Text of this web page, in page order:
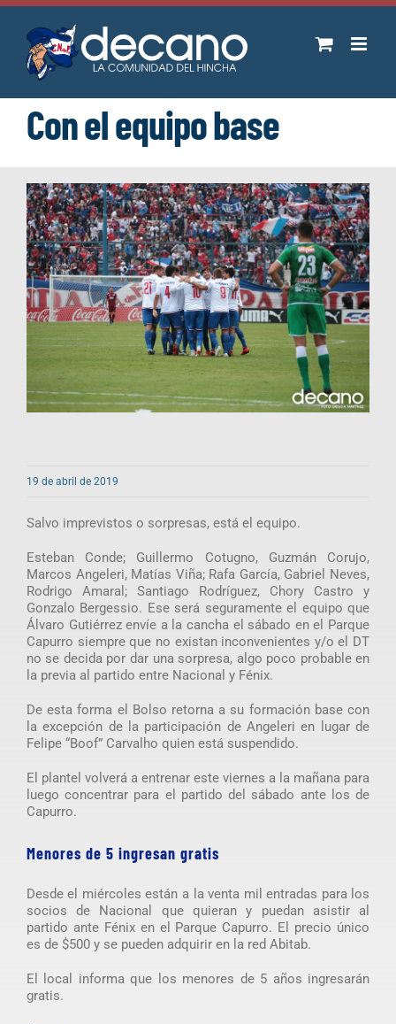
Saltar
contenido
Con el equipo base
19 de abril de 2019
Salvo imprevistos o sorpresas, está el equipo.
Esteban Conde; Guillermo Cotugno, Guzmán Corujo,
Marcos Angeleri, Matías Viña; Rafa García, Gabriel Neves,
Rodrigo Amaral; Santiago Rodríguez, Chory Castro y
Gonzalo Bergessio. Ese será seguramente el equipo que
Álvaro Gutiérrez envíe a la cancha el sábado en el Parque
Capurro siempre que no existan inconvenientes y/o el DT
no se decida por dar una sorpresa, algo poco probable en
la previa al partido entre Nacional y Fénix.
De esta forma el Bolso retorna a su formación base con
la excepción de la participación de Angeleri en lugar de
Felipe “Boof” Carvalho quien está suspendido.
El plantel volverá a entrenar este viernes a la mañana para
luego concentrar para el partido del sábado ante los de
Capurro.
Menores de 5 ingresan gratis
Desde el miércoles están a la venta mil entradas para los
socios de Nacional que quieran y puedan asistir al
partido ante Fénix en el Parque Capurro. El precio único
es de $500 y se pueden adquirir en la red Abitab.
El local informa que los menores de 5 años ingresarán
gratis.